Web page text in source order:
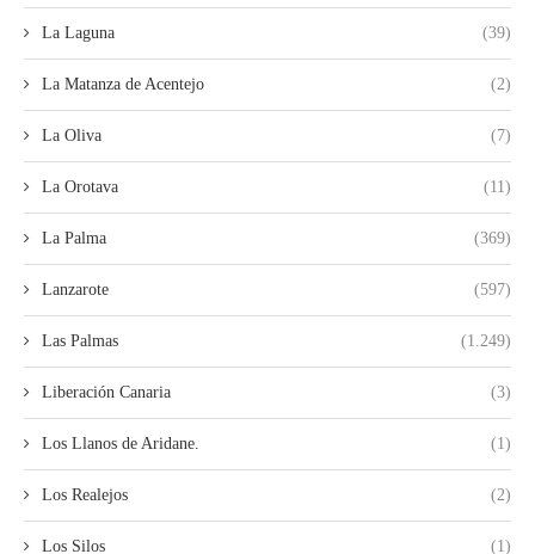
La Laguna (39)
La Matanza de Acentejo (2)
La Oliva (7)
La Orotava (11)
La Palma (369)
Lanzarote (597)
Las Palmas (1.249)
Liberación Canaria (3)
Los Llanos de Aridane. (1)
Los Realejos (2)
Los Silos (1)